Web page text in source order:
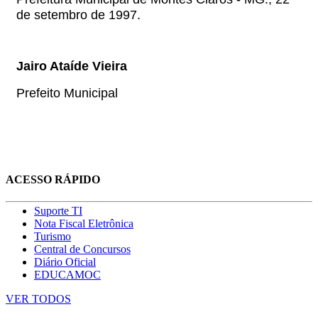
de setembro de 1997.
Jairo Ataíde Vieira
Prefeito Municipal
ACESSO RÁPIDO
Suporte TI
Nota Fiscal Eletrônica
Turismo
Central de Concursos
Diário Oficial
EDUCAMOC
VER TODOS